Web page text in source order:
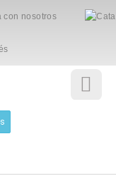
con nosotros